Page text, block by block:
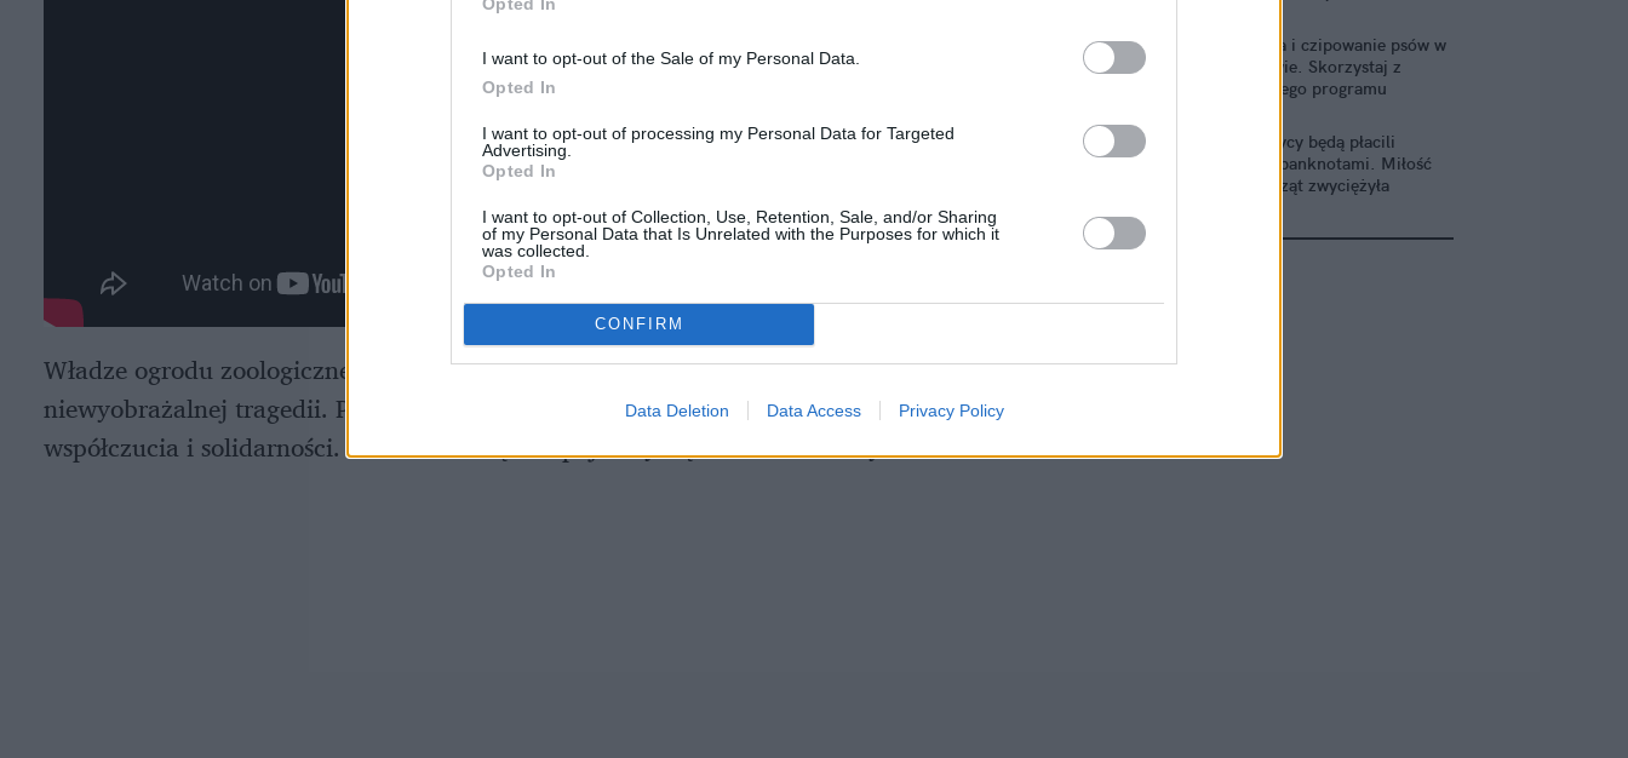
I want to opt-out of the Sale of my Personal Data.
Opted In
I want to opt-out of processing my Personal Data for Targeted
Advertising.
Opted In
I want to opt-out of Collection, Use, Retention, Sale, and/or Sharing
of my Personal Data that Is Unrelated with the Purposes for which it
was collected.
Opted In
CONFIRM
Data Deletion Data Access Privacy Policy
Władze ogrodu zoologicznego wydały oświadczenie, w którym napisały, że doszło do
niewyobrażalnej tragedii. Poruszeni sytuacją ludzie od rana ślą do placówki wyrazy
współczucia i solidarności. Przed siedzibą zoo pojawiły się też znicze i krzyże.
Kastracja i czipowanie psów w
Warszawie. Skorzystaj z
bezpłatnego programu
Brytyjczycy będą płacili
nowymi banknotami. Miłość
do zwierząt zwyciężyła